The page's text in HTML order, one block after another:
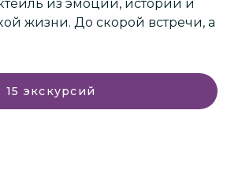
из эмоций, истории и
жизни. До скорой встречи, а
15 экскурсий